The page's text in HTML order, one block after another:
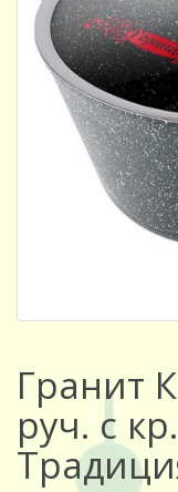
Гранит
руч. с